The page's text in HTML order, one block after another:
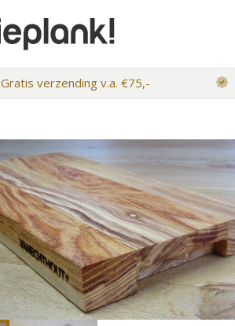
Gratis verzending v.a. €75,-